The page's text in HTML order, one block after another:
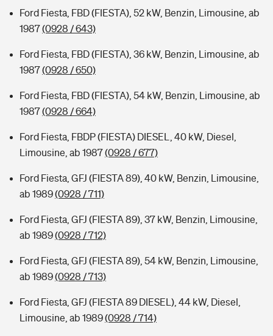
Ford Fiesta, FBD (FIESTA), 52 kW, Benzin, Limousine, ab
1987(0928 / 643)
Ford Fiesta, FBD (FIESTA), 36 kW, Benzin, Limousine, ab
1987(0928 / 650)
Ford Fiesta, FBD (FIESTA), 54 kW, Benzin, Limousine, ab
1987(0928 / 664)
Ford Fiesta, FBDP (FIESTA) DIESEL, 40 kW, Diesel,
Limousine, ab 1987(0928 / 677)
Ford Fiesta, GFJ (FIESTA 89), 40 kW, Benzin, Limousine,
ab 1989(0928 / 711)
Ford Fiesta, GFJ (FIESTA 89), 37 kW, Benzin, Limousine,
ab 1989(0928 / 712)
Ford Fiesta, GFJ (FIESTA 89), 54 kW, Benzin, Limousine,
ab 1989(0928 / 713)
Ford Fiesta, GFJ (FIESTA 89 DIESEL), 44 kW, Diesel,
Limousine, ab 1989(0928 / 714)